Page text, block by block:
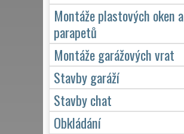
Montáže plastových oken a
parapetů
Montáže garážových vrat
Stavby garáží
Stavby chat
Obkládání